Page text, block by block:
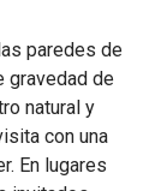
paredes de
gravedad de
natural y
con una
En lugares